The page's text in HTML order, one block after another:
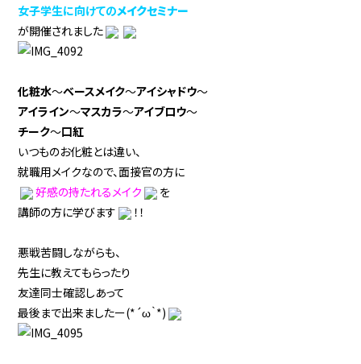
女子学生に向けてのメイクセミナー
が開催されました
化粧水～ベースメイク～アイシャドウ～
アイライン～マスカラ～アイブロウ～
チーク～口紅
いつものお化粧とは違い、
就職用メイクなので、面接官の方に
好感の持たれるメイク
を
講師の方に学びます
！！
悪戦苦闘しながらも、
先生に教えてもらったり
友達同士確認しあって
最後まで出来ましたー(*´ω｀*)